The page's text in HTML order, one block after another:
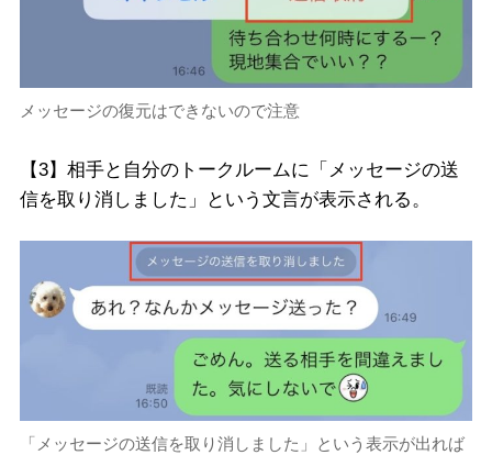
メッセージの復元はできないので注意
【3】相手と自分のトークルームに「メッセージの送
信を取り消しました」という文言が表示される。
「メッセージの送信を取り消しました」という表示が出れば